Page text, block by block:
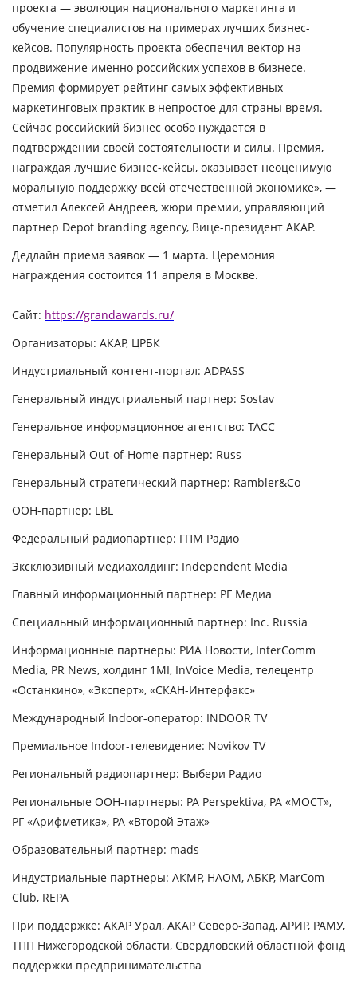
проекта — эволюция национального маркетинга и
обучение специалистов на примерах лучших бизнес-
кейсов. Популярность проекта обеспечил вектор на
продвижение именно российских успехов в бизнесе.
Премия формирует рейтинг самых эффективных
маркетинговых практик в непростое для страны время.
Сейчас российский бизнес особо нуждается в
подтверждении своей состоятельности и силы. Премия,
награждая лучшие бизнес-кейсы, оказывает неоценимую
моральную поддержку всей отечественной экономике», —
отметил Алексей Андреев, жюри премии, управляющий
партнер Depot branding agency, Вице-президент АКАР.
Дедлайн приема заявок — 1 марта. Церемония
награждения состоится 11 апреля в Москве.
Сайт: https://grandawards.ru/
Организаторы: АКАР, ЦРБК
Индустриальный контент-портал: ADPASS
Генеральный индустриальный партнер: Sostav
Генеральное информационное агентство: ТАСС
Генеральный Out-of-Home-партнер: Russ
Генеральный стратегический партнер: Rambler&Co
OOH-партнер: LBL
Федеральный радиопартнер: ГПМ Радио
Эксклюзивный медиахолдинг: Independent Media
Главный информационный партнер: РГ Медиа
Специальный информационный партнер: Inc. Russia
Информационные партнеры: РИА Новости, InterComm
Media, PR News, холдинг 1MI, InVoice Media, телецентр
«Останкино», «Эксперт», «СКАН-Интерфакс»
Международный Indoor-оператор: INDOOR TV
Премиальное Indoor-телевидение: Novikov TV
Региональный радиопартнер: Выбери Радио
Региональные OOH-партнеры: РА Perspektiva, РА «МОСТ»,
РГ «Арифметика», РА «Второй Этаж»
Образовательный партнер: mads
Индустриальные партнеры: АКМР, НАОМ, АБКР, MarCom
Club, REPA
При поддержке: АКАР Урал, АКАР Северо-Запад, АРИР, РАМУ,
ТПП Нижегородской области, Свердловский областной фонд
поддержки предпринимательства